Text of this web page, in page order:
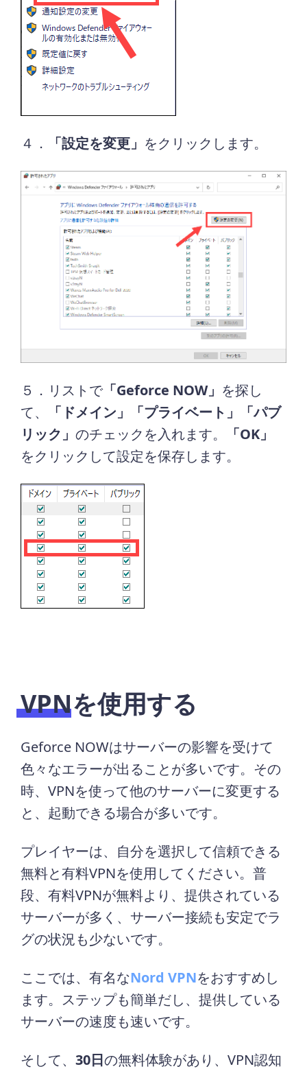
４． 「設定を変更」 をクリックします。
５．リストで「Geforce NOW」 を探し
て、
「ドメイン」「プライベート」「パブ
リック」のチェックを入れます。
「OK」
をクリックして設定を保存します。
VPNを使用する
Geforce NOWはサーバーの影響を受けて
色々なエラーが出ることが多いです。その
時、VPNを使って他のサーバーに変更する
と、起動できる場合が多いです。
プレイヤーは、自分を選択して信頼できる
無料と有料VPNを使用してください。普
段、有料VPNが無料より、提供されている
サーバーが多く、サーバー接続も安定でラ
グの状況も少ないです。
ここでは、有名なNord VPNをおすすめし
ます。ステップも簡単だし、提供している
サーバーの速度も速いです。
そして、30日の無料体験があり、VPN認知